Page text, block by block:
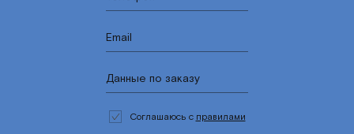
Соглашаюсь с правилами